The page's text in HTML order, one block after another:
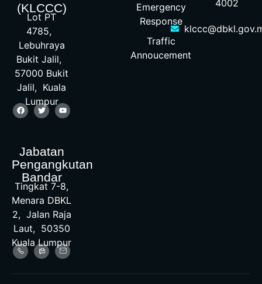
(KLCCC)
Lot PT
4785,
Lebuhraya
Bukit Jalil,
57000 Bukit
Jalil, Kuala
Lumpur
Jabatan
Pengangkutan
Bandar
Tingkat 7-8,
Menara DBKL
2, Jalan Raja
Laut, 50350
Kuala Lumpur
Emergency
Response
Traffic
Annoucement
4002